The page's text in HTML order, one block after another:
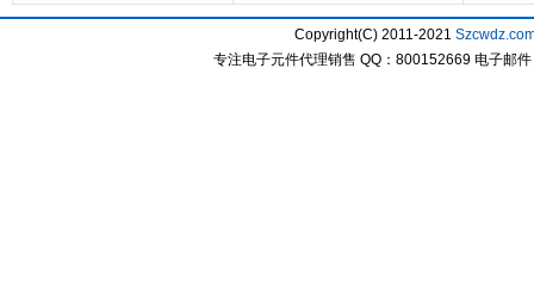
Copyright(C) 2011-2021
专注电子元件代理销售 QQ：800152669 电子邮